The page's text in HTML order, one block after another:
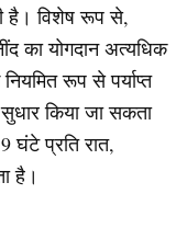
है। विशेष रूप से,
का योगदान अत्यधिक
रूप से पर्याप्त
किया जा सकता
घंटे प्रति रात,
है।